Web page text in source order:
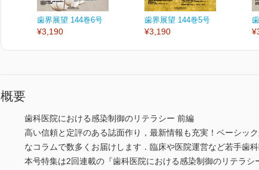
歯界展望 144巻6号
¥3,190
歯界展望 144巻5号
¥3,190
概要
歯科医院における感染制御のリテラシー 前編
高い信頼と定評のある誌面作り，最新情報も充実！ベーシッ
なコラムで数多くお届けします．臨床や医院運営など若手歯
本号特集は2回連載の『歯科医院における感染制御のリテラ